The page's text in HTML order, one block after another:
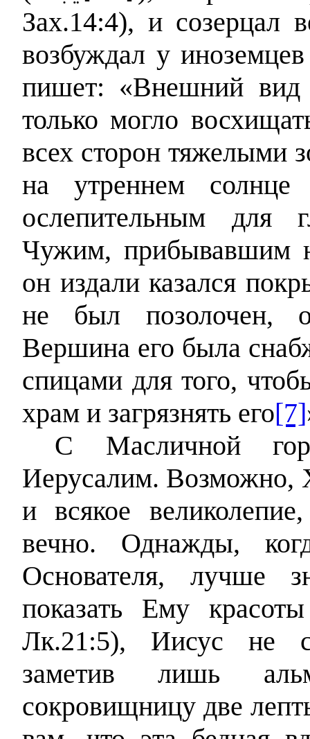
Зах.14:4), и созерцал
возбуждал у
пишет: «Внешний вид
только могло
всех сторон тяжелыми
на утреннем
ослепительным для
Чужим, прибывавшим
он издали казался
не был позолочен,
Вершина его была
спицами для того,
храм и загрязнять его[7]
С Масличной
Иерусалим. Возможно,
и всякое
вечно. Однажды,
Основателя, лучше
показать Ему
Лк.21:5), Иисус не
заметив лишь
сокровищницу две